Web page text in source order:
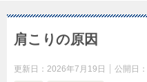
肩こりの原因
更新日： 2026年7月19日 公開日：